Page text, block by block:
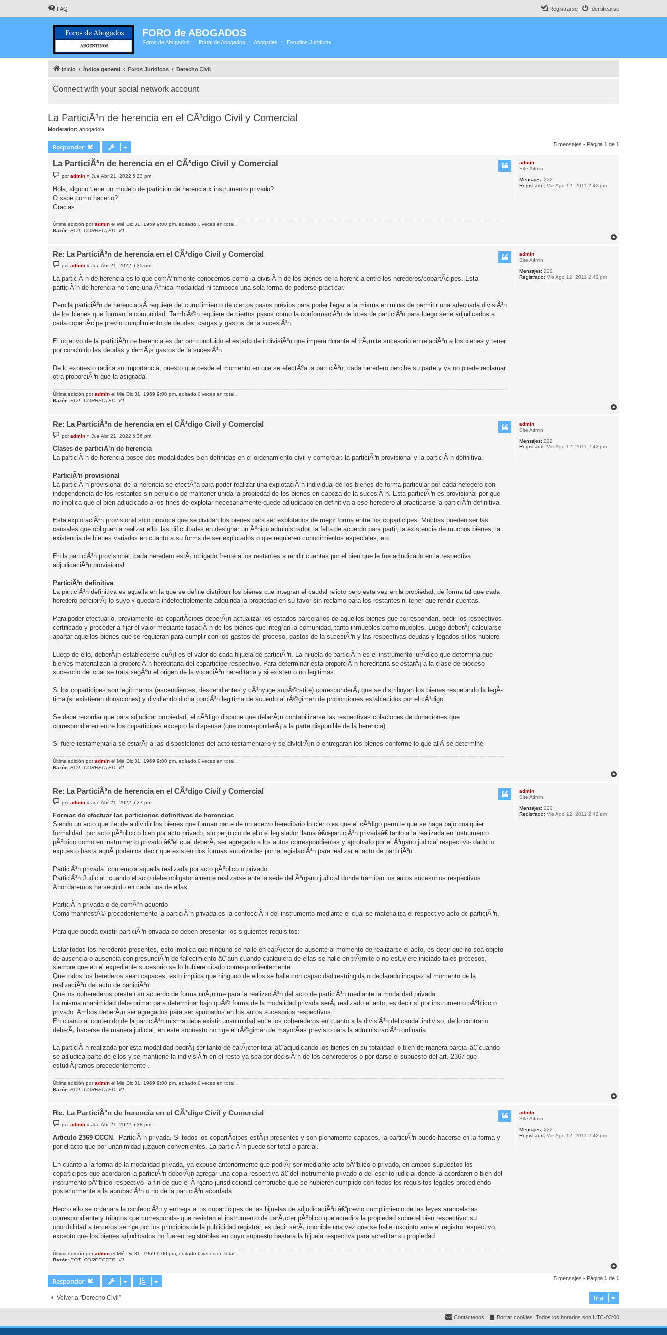
FAQ Identificarse
Registrarse
FORO de ABOGADOS
Foros de Abogados .::. Portal de Abogados .::. Abogadas .::. Estudios Juridicos
Inicio Índice general Foros Juridicos Derecho Civil
Connect with your social network account
La ParticiÃ³n de herencia en el CÃ³digo Civil y Comercial
Moderador: abogadoia
Responder 5 mensajes • Página 1 de 1
admin
Site Admin
Mensajes: 222
Registrado: Vie Ago 12, 2011 2:42 pm
La ParticiÃ³n de herencia en el CÃ³digo Civil y Comercial
e
n
s
a
e
poradmin »Jue Abr 21, 2022 6:33 pm
Hola, alguno tiene un modelo de particion de herencia x instrumento privado?
O sabe como hacerlo?
Gracias
Última edición poradmin el Mié Dic 31, 1969 9:00 pm, editado 0 veces en total.
Razón: BOT_CORRECTED_V1
admin
Site Admin
Mensajes: 222
Registrado: Vie Ago 12, 2011 2:42 pm
Re: La ParticiÃ³n de herencia en el CÃ³digo Civil y Comercial
e
s
a
poradmin »Jue Abr 21, 2022 6:35 pm
La particiÃ³n de herencia es lo que comÃºnmente conocemos como la divisiÃ³n de los bienes de la herencia entre los herederos/copartÃ­cipes. Esta
particiÃ³n de herencia no tiene una Ãºnica modalidad ni tampoco una sola forma de poderse practicar.
Pero la particiÃ³n de herencia sÃ­ requiere del cumplimiento de ciertos pasos previos para poder llegar a la misma en miras de permitir una adecuada divisiÃ³n
de los bienes que forman la comunidad. TambiÃ©n requiere de ciertos pasos como la conformaciÃ³n de lotes de particiÃ³n para luego serle adjudicados a
cada copartÃ­cipe previo cumplimiento de deudas, cargas y gastos de la sucesiÃ³n.
El objetivo de la particiÃ³n de herencia es dar por concluido el estado de indivisiÃ³n que impera durante el trÃ¡mite sucesorio en relaciÃ³n a los bienes y tener
por concluido las deudas y demÃ¡s gastos de la sucesiÃ³n.
De lo expuesto radica su importancia, puesto que desde el momento en que se efectÃºa la particiÃ³n, cada heredero percibe su parte y ya no puede reclamar
otra proporciÃ³n que la asignada.
Última edición poradmin el Mié Dic 31, 1969 9:00 pm, editado 0 veces en total.
Razón: BOT_CORRECTED_V1
admin
Site Admin
Mensajes: 222
Registrado: Vie Ago 12, 2011 2:42 pm
Re: La ParticiÃ³n de herencia en el CÃ³digo Civil y Comercial
e
s
a
poradmin »Jue Abr 21, 2022 6:36 pm
Clases de particiÃ³n de herencia
La particiÃ³n de herencia posee dos modalidades bien definidas en el ordenamiento civil y comercial: la particiÃ³n provisional y la particiÃ³n definitiva.
ParticiÃ³n provisional
La particiÃ³n provisional de la herencia se efectÃºa para poder realizar una explotaciÃ³n individual de los bienes de forma particular por cada heredero con
independencia de los restantes sin perjuicio de mantener unida la propiedad de los bienes en cabeza de la sucesiÃ³n. Esta particiÃ³n es provisional por que
no implica que el bien adjudicado a los fines de explotar necesariamente quede adjudicado en definitiva a ese heredero al practicarse la particiÃ³n definitiva.
Esta explotaciÃ³n provisional solo provoca que se dividan los bienes para ser explotados de mejor forma entre los coparticipes. Muchas pueden ser las
causales que obliguen a realizar ello: las dificultades en designar un Ãºnico administrador, la falta de acuerdo para partir, la existencia de muchos bienes, la
existencia de bienes variados en cuanto a su forma de ser explotados o que requieren conocimientos especiales, etc.
En la particiÃ³n provisional, cada heredero estÃ¡ obligado frente a los restantes a rendir cuentas por el bien que le fue adjudicado en la respectiva
adjudicaciÃ³n provisional.
ParticiÃ³n definitiva
La particiÃ³n definitiva es aquella en la que se define distribuir los bienes que integran el caudal relicto pero esta vez en la propiedad, de forma tal que cada
heredero percibirÃ¡ lo suyo y quedara indefectiblemente adquirida la propiedad en su favor sin reclamo para los restantes ni tener que rendir cuentas.
Para poder efectuarlo, previamente los copartÃ­cipes deberÃ¡n actualizar los estados parcelarios de aquellos bienes que correspondan, pedir los respectivos
certificado y proceder a fijar el valor mediante tasaciÃ³n de los bienes que integran la comunidad, tanto inmuebles como muebles. Luego deberÃ¡ calcularse
apartar aquellos bienes que se requieran para cumplir con los gastos del proceso, gastos de la sucesiÃ³n y las respectivas deudas y legados si los hubiere.
Luego de ello, deberÃ¡n establecerse cuÃ¡l es el valor de cada hijuela de particiÃ³n. La hijuela de particiÃ³n es el instrumento jurÃ­dico que determina que
bien/es materializan la proporciÃ³n hereditaria del coparticipe respectivo. Para determinar esta proporciÃ³n hereditaria se estarÃ¡ a la clase de proceso
sucesorio del cual se trata segÃºn el origen de la vocaciÃ³n hereditaria y si existen o no legitimas.
Si los coparticipes son legitimarios (ascendientes, descendientes y cÃ³nyuge supÃ©rstite) corresponderÃ¡ que se distribuyan los bienes respetando la legÃ­
tima (si existieren donaciones) y dividiendo dicha porciÃ³n legitima de acuerdo al rÃ©gimen de proporciones establecidos por el cÃ³digo.
Se debe recordar que para adjudicar propiedad, el cÃ³digo dispone que deberÃ¡n contabilizarse las respectivas colaciones de donaciones que
correspondieren entre los coparticipes excepto la dispensa (que corresponderÃ¡ a la parte disponible de la herencia).
Si fuere testamentaria se estarÃ¡ a las disposiciones del acto testamentario y se dividirÃ¡n o entregaran los bienes conforme lo que allÃ­ se determine.
Última edición poradmin el Mié Dic 31, 1969 9:00 pm, editado 0 veces en total.
Razón: BOT_CORRECTED_V1
admin
Site Admin
Mensajes: 222
Registrado: Vie Ago 12, 2011 2:42 pm
Re: La ParticiÃ³n de herencia en el CÃ³digo Civil y Comercial
e
s
a
e
poradmin »Jue Abr 21, 2022 6:37 pm
Formas de efectuar las particiones definitivas de herencias
Siendo un acto que tiende a dividir los bienes que forman parte de un acervo hereditario lo cierto es que el cÃ³digo permite que se haga bajo cualquier
formalidad: por acto pÃºblico o bien por acto privado, sin perjuicio de ello el legislador llama â€œparticiÃ³n privadaâ€ tanto a la realizada en instrumento
pÃºblico como en instrumento privado â€“el cual deberÃ¡ ser agregado a los autos correspondientes y aprobado por el Ã³rgano judicial respectivo- dado lo
expuesto hasta aquÃ­ podemos decir que existen dos formas autorizadas por la legislaciÃ³n para realizar el acto de particiÃ³n:
ParticiÃ³n privada: contempla aquella realizada por acto pÃºblico o privado
ParticiÃ³n Judicial: cuando el acto debe obligatoriamente realizarse ante la sede del Ã³rgano judicial donde tramitan los autos sucesorios respectivos.
Ahondaremos ha seguido en cada una de ellas.
ParticiÃ³n privada o de comÃºn acuerdo
Como manifestÃ© precedentemente la particiÃ³n privada es la confecciÃ³n del instrumento mediante el cual se materializa el respectivo acto de particiÃ³n.
Para que pueda existir particiÃ³n privada se deben presentar los siguientes requisitos:
Estar todos los herederos presentes, esto implica que ninguno se halle en carÃ¡cter de ausente al momento de realizarse el acto, es decir que no sea objeto
de ausencia o ausencia con presunciÃ³n de fallecimiento â€“aun cuando cualquiera de ellas se halle en trÃ¡mite o no estuviere iniciado tales procesos,
siempre que en el expediente sucesorio se lo hubiere citado correspondientemente.
Que todos los herederos sean capaces, esto implica que ninguno de ellos se halle con capacidad restringida o declarado incapaz al momento de la
realizaciÃ³n del acto de particiÃ³n.
Que los coherederos presten su acuerdo de forma unÃ¡nime para la realizaciÃ³n del acto de particiÃ³n mediante la modalidad privada.
La misma unanimidad debe primar para determinar bajo quÃ© forma de la modalidad privada serÃ¡ realizado el acto, es decir si por instrumento pÃºblico o
privado. Ambos deberÃ¡n ser agregados para ser aprobados en los autos sucesorios respectivos.
En cuanto al contenido de la particiÃ³n misma debe existir unanimidad entre los coherederos en cuanto a la divisiÃ³n del caudal indiviso, de lo contrario
deberÃ¡ hacerse de manera judicial, en este supuesto no rige el rÃ©gimen de mayorÃ­as previsto para la administraciÃ³n ordinaria.
La particiÃ³n realizada por esta modalidad podrÃ¡ ser tanto de carÃ¡cter total â€“adjudicando los bienes en su totalidad- o bien de manera parcial â€“cuando
se adjudica parte de ellos y se mantiene la indivisiÃ³n en el resto ya sea por decisiÃ³n de los coherederos o por darse el supuesto del art. 2367 que
estudiÃ¡ramos precedentemente-.
Última edición poradmin el Mié Dic 31, 1969 9:00 pm, editado 0 veces en total.
Razón: BOT_CORRECTED_V1
admin
Site Admin
Mensajes: 222
Registrado: Vie Ago 12, 2011 2:42 pm
Re: La ParticiÃ³n de herencia en el CÃ³digo Civil y Comercial
e
n
s
a
poradmin »Jue Abr 21, 2022 6:38 pm
Articulo 2369 CCCN .- ParticiÃ³n privada. Si todos los copartÃ­cipes estÃ¡n presentes y son plenamente capaces, la particiÃ³n puede hacerse en la forma y
por el acto que por unanimidad juzguen convenientes. La particiÃ³n puede ser total o parcial.
En cuanto a la forma de la modalidad privada, ya expuse anteriormente que podrÃ¡ ser mediante acto pÃºblico o privado, en ambos supuestos los
coparticipes que acordaron la particiÃ³n deberÃ¡n agregar una copia respectiva â€“del instrumento privado o del escrito judicial donde la acordaren o bien del
instrumento pÃºblico respectivo- a fin de que el Ã³rgano jurisdiccional compruebe que se hubieren cumplido con todos los requisitos legales procediendo
posteriormente a la aprobaciÃ³n o no de la particiÃ³n acordada
Hecho ello se ordenara la confecciÃ³n y entrega a los coparticipes de las hijuelas de adjudicaciÃ³n â€“previo cumplimiento de las leyes arancelarias
correspondiente y tributos que corresponda- que revisten el instrumento de carÃ¡cter pÃºblico que acredita la propiedad sobre el bien respectivo, su
oponibilidad a terceros se rige por los principios de la publicidad registral, es decir serÃ¡ oponible una vez que se halle inscripto ante el registro respectivo,
excepto que los bienes adjudicados no fueren registrables en cuyo supuesto bastara la hijuela respectiva para acreditar su propiedad.
Última edición poradmin el Mié Dic 31, 1969 9:00 pm, editado 0 veces en total.
Razón: BOT_CORRECTED_V1
r
b
Responder 5 mensajes • Página 1 de 1
Volver a “Derecho Civil” Ir a
Todos los horarios son UTC-03:00
Borrar cookies
Contáctenos